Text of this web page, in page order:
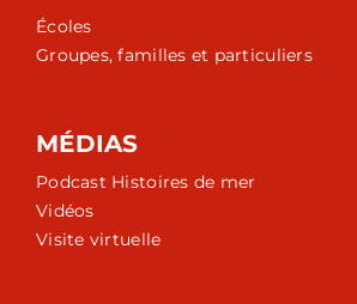
Écoles
Groupes, familles et particuliers
MÉDIAS
Podcast Histoires de mer
Vidéos
Visite virtuelle